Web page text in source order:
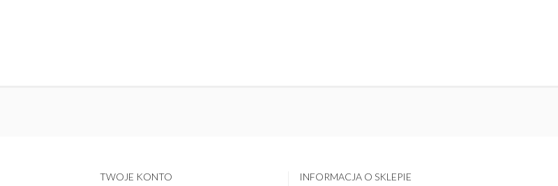
TWOJE KONTO INFORMACJA O SKLEPIE